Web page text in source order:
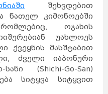
შეხვდებით
ნათელ კიმონოებში
ოჯახის
უახლოეს
ქვეყნის მასშტაბით
ძველი იაპონური
(Shichi-Go-San)
სიტყვა სიტყვით